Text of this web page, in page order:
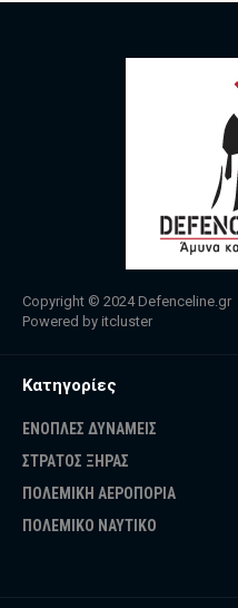
Copyright © 2024 Defenceline.gr
Powered by itcluster
Κατηγορίες
ΕΝΟΠΛΕΣ ΔΥΝΑΜΕΙΣ
ΣΤΡΑΤΟΣ ΞΗΡΑΣ
ΠΟΛΕΜΙΚΗ ΑΕΡΟΠΟΡΙΑ
ΠΟΛΕΜΙΚΟ ΝΑΥΤΙΚΟ